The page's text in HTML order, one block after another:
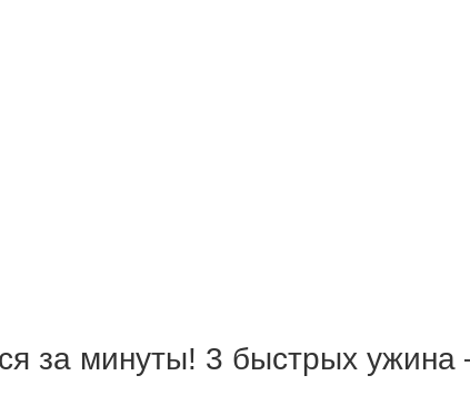
за минуты! 3 быстрых